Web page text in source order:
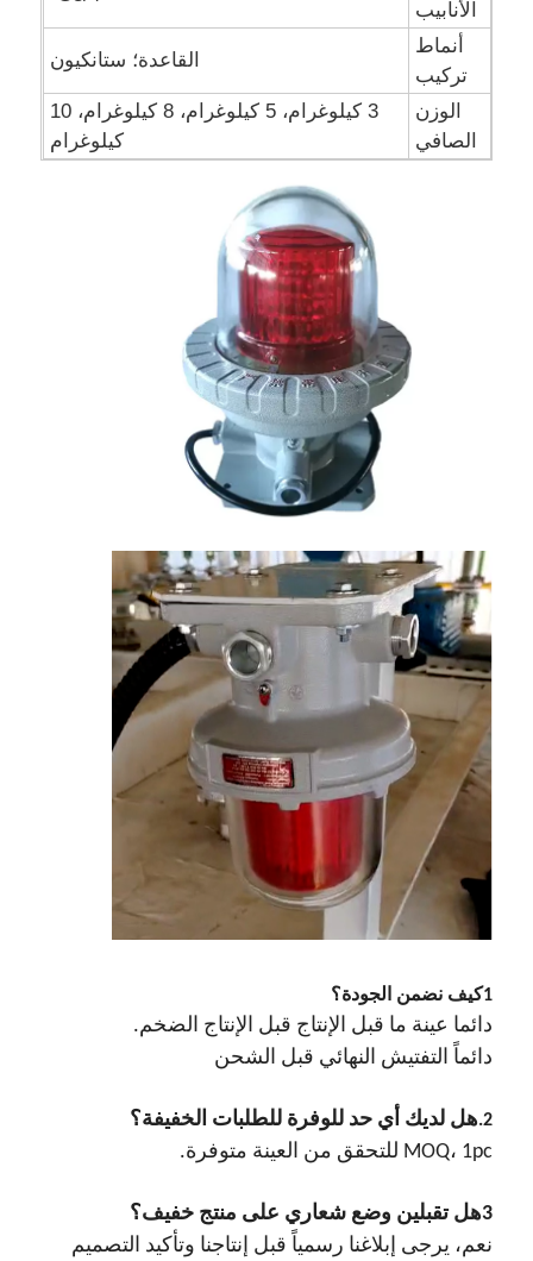
الأنابيب
أنماط
تركيب
القاعدة؛ ستانكيون
الوزن
الصافي
3 كيلوغرام، 5 كيلوغرام، 8 كيلوغرام، 10
كيلوغرام
1كيف نضمن الجودة؟
دائما عينة ما قبل الإنتاج قبل الإنتاج الضخم.
دائماً التفتيش النهائي قبل الشحن
2. هل لديك أي حد للوفرة للطلبات الخفيفة؟
MOQ، 1pc للتحقق من العينة متوفرة.
3هل تقبلين وضع شعاري على منتج خفيف؟
نعم، يرجى إبلاغنا رسمياً قبل إنتاجنا وتأكيد التصميم